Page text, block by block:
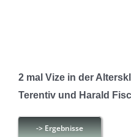
2 mal Vize in der
Terentiv und Harald
-> Ergebnisse